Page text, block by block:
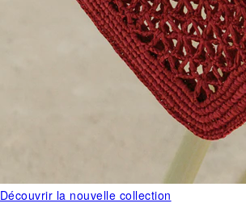
Découvrir la nouvelle collection